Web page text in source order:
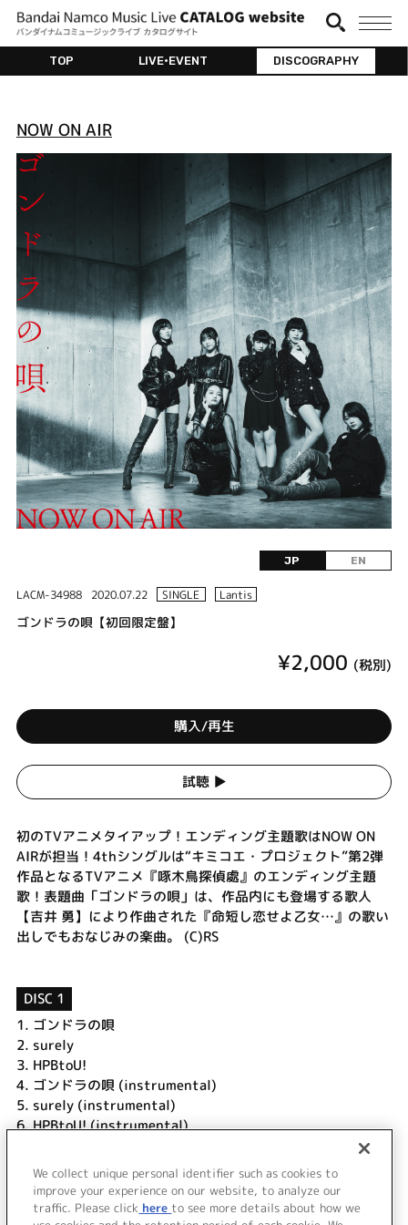
TOP LIVE•EVENT DISCOGRAPHY
NOW ON AIR
JP EN
LACM-34988 2020.07.22 SINGLE Lantis
ゴンドラの唄【初回限定盤】
¥2,000 (税別)
購入/再生
試聴 ▶︎
初のTVアニメタイアップ！エンディング主題歌はNOW ON
AIRが担当！4thシングルは“キミコエ・プロジェクト”第2弾
作品となるTVアニメ『啄木鳥探偵處』のエンディング主題
歌！表題曲「ゴンドラの唄」は、作品内にも登場する歌人
【吉井 勇】により作曲された『命短し恋せよ乙女…』の歌い
出しでもおなじみの楽曲。 (C)RS
DISC 1
1. ゴンドラの唄
2. surely
3. HPBtoU!
4. ゴンドラの唄 (instrumental)
5. surely (instrumental)
6.HPBtoU! (instrumental)
DISC 2
「NOW ON AIR 1st FULL LIVE ～RIDE ON!～」
We collect unique personal identifier such as cookies to
improve your experience on our website, to analyze our
traffic. Please click here to see more details about how we